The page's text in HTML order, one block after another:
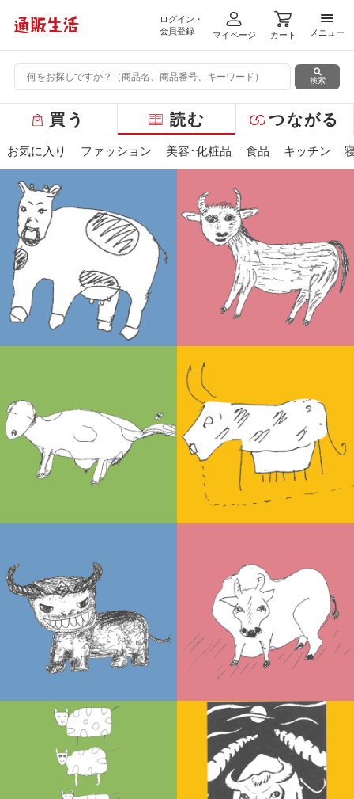
ログイン・
会員登録
マイページ カート
メニ
メニュー
検索
ー
バ
買う 読む つながる
お気に入り ファッション 美容･化粧品 食品 キッチン